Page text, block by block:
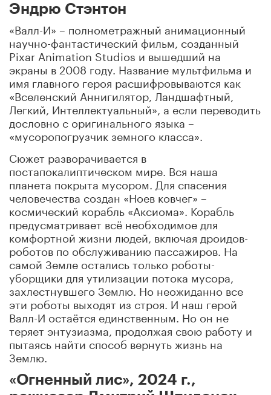
Эндрю Стэнтон
«Валл-И» – полнометражный анимационный
научно-фантастический фильм, созданный
Pixar Animation Studios и вышедший на
экраны в 2008 году. Название мультфильма и
имя главного героя расшифровываются как
«Вселенский Аннигилятор, Ландшафтный,
Легкий, Интеллектуальный», а если переводить
дословно с оригинального языка –
«мусоропогрузчик земного класса».
Сюжет разворачивается в
постапокалиптическом мире. Вся наша
планета покрыта мусором. Для спасения
человечества создан «Ноев ковчег» –
космический корабль «Аксиома». Корабль
предусматривает всё необходимое для
комфортной жизни людей, включая дроидов-
роботов по обслуживанию пассажиров. На
самой Земле остались только роботы-
уборщики для утилизации потока мусора,
захлестнувшего Землю. Но неожиданно все
эти роботы выходят из строя. И наш герой
Валл-И остаётся единственным. Но он не
теряет энтузиазма, продолжая свою работу и
пытаясь найти способ вернуть жизнь на
Землю.
«Огненный лис», 2024 г.,